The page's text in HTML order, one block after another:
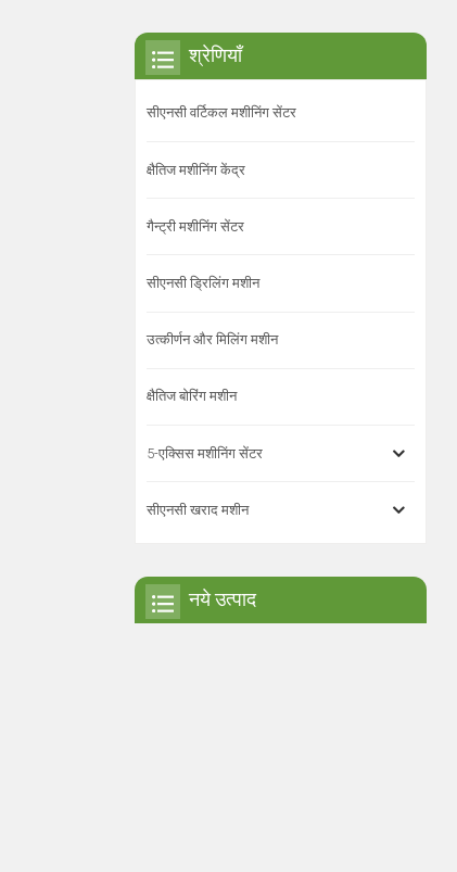
श्रेणियाँ
सीएनसी वर्टिकल मशीनिंग सेंटर
क्षैतिज मशीनिंग केंद्र
गैन्ट्री मशीनिंग सेंटर
सीएनसी ड्रिलिंग मशीन
उत्कीर्णन और मिलिंग मशीन
क्षैतिज बोरिंग मशीन
5-एक्सिस मशीनिंग सेंटर
सीएनसी खराद मशीन
नये उत्पाद